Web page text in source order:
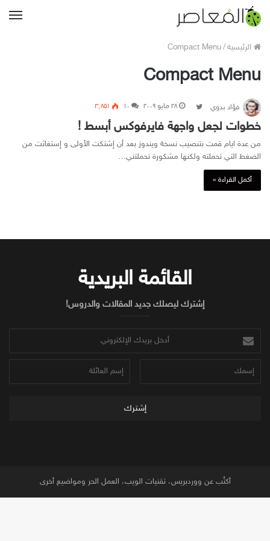
الرئيسية/
Compact Menu
Compact Menu
فؤاد بدوي Follow on Twitter
۲۸ مايو ۲۰۰۹ ۱۰ ۳٬۸۵۱
خطوات لجعل واجهة فايرفوكس أبسط !
من عدة ايام قمت بتنصيب نسخة ويندوز بعد أن إشتكت الأولى و إستغاثت من
الضغط التي تحملته ولكنها مشكورة تحملتني…
أكمل القراءة »
القائمة البريدية
إشترك ليصلك جديد المقالات والدروس!
بريدك
العائلة
أكتُب عن ووردبريس، تقنيات الويب، العمل الحر ومواضيع أخرى